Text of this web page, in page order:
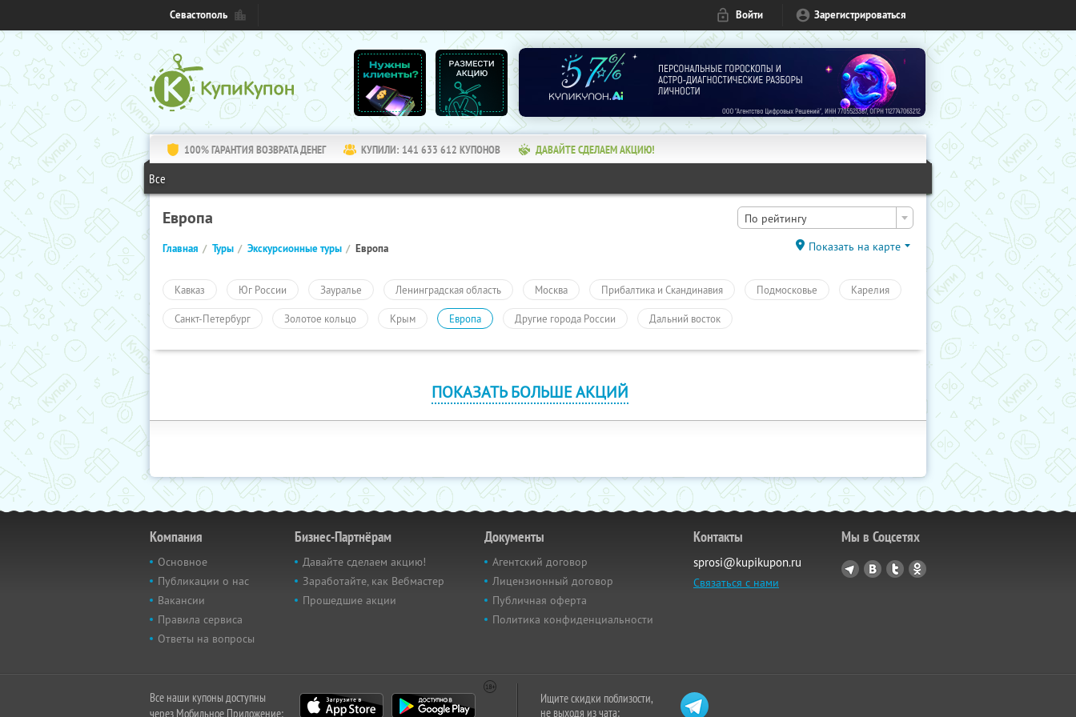
Севастополь Войти Зарегистрироваться
100% ГАРАНТИЯ ВОЗВРАТА ДЕНЕГ КУПИЛИ: 141 633 612 КУПОНОВ ДАВАЙТЕ СДЕЛАЕМ АКЦИЮ!
Все
Европа По рейтингу
Главная Туры Экскурсионные туры Европа Показать на карте
Кавказ Юг России Зауралье Ленинградская область Москва Прибалтика и Скандинавия Подмосковье Карелия
Санкт-Петербург Золотое кольцо Крым Европа Другие города России Дальний восток
ПОКАЗАТЬ БОЛЬШЕ АКЦИЙ
Компания
Основное
Публикации о нас
Вакансии
Правила сервиса
Ответы на вопросы
Бизнес-Партнёрам
Давайте сделаем акцию!
Заработайте, как Вебмастер
Прошедшие акции
Документы
Агентский договор
Лицензионный договор
Публичная оферта
Политика конфиденциальности
Контакты
sprosi@kupikupon.ru
Связаться с нами
Мы в Соцсетях
Все наши купоны доступны
через Мобильное Приложение:
Ищите скидки поблизости,
не выходя из чата: